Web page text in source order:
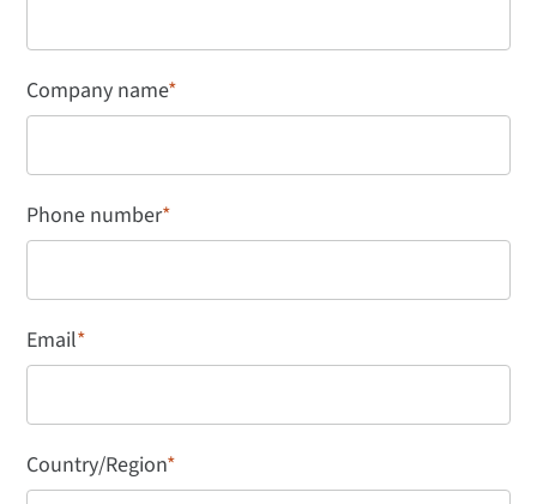
Company name*
Phone number*
Email*
Country/Region*